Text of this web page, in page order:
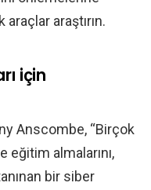
araştırın.
için
Anscombe, “Birçok
eğitim almalarını,
bir siber